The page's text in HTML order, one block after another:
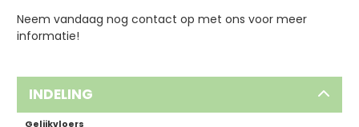
Neem vandaag nog contact op met ons voor meer
informatie!
INDELING
Gelijkvloers